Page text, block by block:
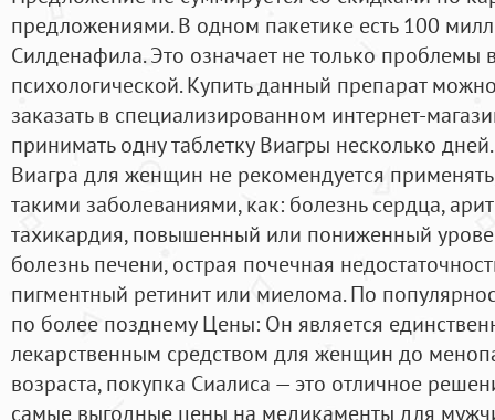
предложениями. В одном пакетике есть 100
Силденафила. Это означает не только
психологической. Купить данный препарат
заказать в специализированном интернет-
принимать одну таблетку Виагры несколько
Виагра для женщин не рекомендуется
такими заболеваниями, как: болезнь сердца,
тахикардия, повышенный или пониженный
болезнь печени, острая почечная
пигментный ретинит или миелома. По
по более позднему Цены: Он является
лекарственным средством для женщин до
возраста, покупка Сиалиса — это отличное
самые выгодные цены на медикаменты для